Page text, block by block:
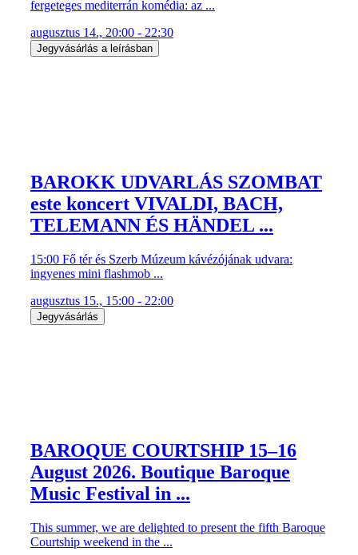
fergeteges mediterrán komédia: az ...
augusztus 14., 20:00 - 22:30
Jegyvásárlás a leírásban
BAROKK UDVARLÁS SZOMBAT
este koncert VIVALDI, BACH,
TELEMANN ÉS HÄNDEL ...
15:00 Fő tér és Szerb Múzeum kávézójának udvara:
ingyenes mini flashmob ...
augusztus 15., 15:00 - 22:00
Jegyvásárlás
BAROQUE COURTSHIP 15–16
August 2026. Boutique Baroque
Music Festival in ...
This summer, we are delighted to present the fifth Baroque
Courtship weekend in the ...